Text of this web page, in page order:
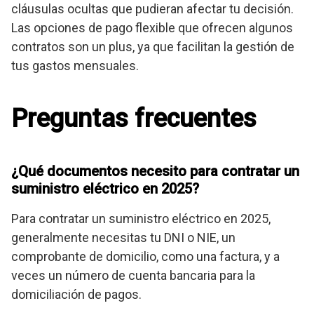
cláusulas ocultas que pudieran afectar tu decisión.
Las opciones de pago flexible que ofrecen algunos
contratos son un plus, ya que facilitan la gestión de
tus gastos mensuales.
Preguntas frecuentes
¿Qué documentos necesito para contratar un
suministro eléctrico en 2025?
Para contratar un suministro eléctrico en 2025,
generalmente necesitas tu DNI o NIE, un
comprobante de domicilio, como una factura, y a
veces un número de cuenta bancaria para la
domiciliación de pagos.